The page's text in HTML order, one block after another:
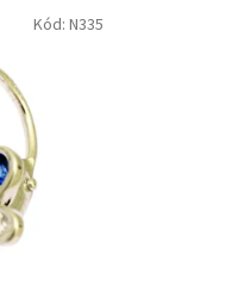
Kód: N335